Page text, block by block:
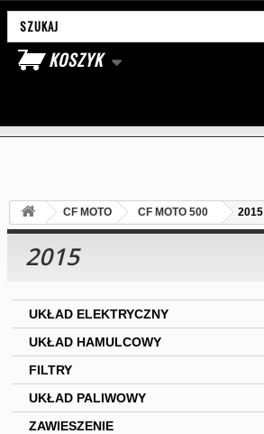
KOSZYK
Wyszukaj produkt
CF MOTO CF MOTO 500 2015
2015
UKŁAD ELEKTRYCZNY
UKŁAD HAMULCOWY
FILTRY
UKŁAD PALIWOWY
ZAWIESZENIE